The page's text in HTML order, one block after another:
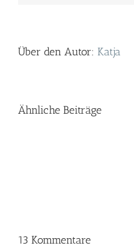
Über den Autor: Katja
Ähnliche Beiträge
13 Kommentare